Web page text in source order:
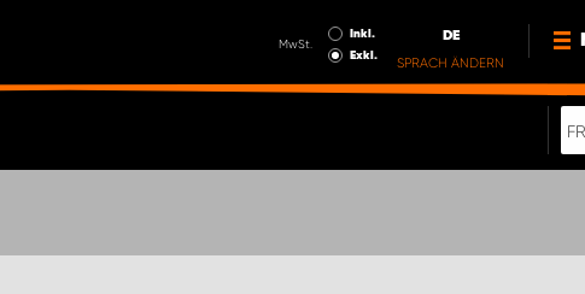
MwSt.
Inkl.
Exkl.
DE
SPRACH ÄNDERN